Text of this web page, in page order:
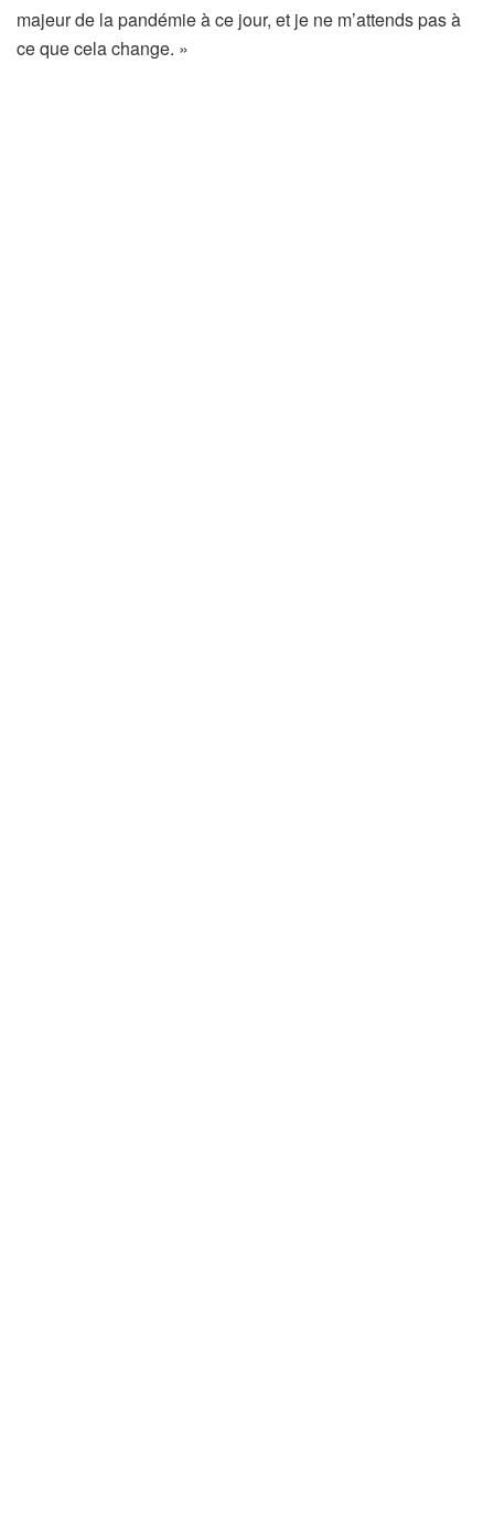
majeur de la pandémie à ce jour, et je ne m’attends pas à
ce que cela change. »